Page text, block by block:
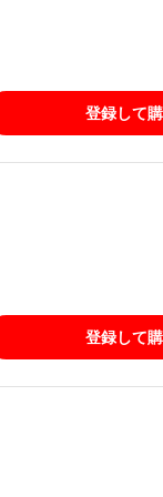
登録して
登録して